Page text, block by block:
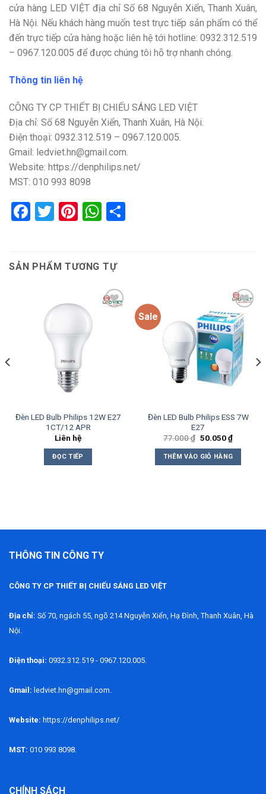
cửa hàng LED VIỆT địa chỉ Số 68 Nguyễn Xiển, Thanh Xuân,
Hà Nội. Nếu khách hàng muốn test trực tiếp sản phẩm có thể
đến trực tiếp cửa hàng hoặc liên hệ tới hotline: 0932.312.519
– 0967.120.005 để được chúng tôi hỗ trợ nhanh chóng.
Thông tin liên hệ
CÔNG TY CP THIẾT BỊ CHIẾU SÁNG LED VIỆT
Địa chỉ: Số 68 Nguyễn Xiển, Thanh Xuân, Hà Nội.
Điện thoại: 0932.312.519 – 0967.120.005.
Gmail: ledviet.hn@gmail.com.
Website: https://denphilips.net/
MST: 010 993 8098
Facebook
Twitter
Pinterest
WhatsApp
SẢN PHẨM TƯƠNG TỰ
Đèn LED Bulb Philips 12W E27
1CT/12 APR
Liên hệ
ĐỌC TIẾP
Sale
Add to
wishlist
Đèn LED Bulb Philips ESS 7W
E27
77.000₫ Giá
là:
77.000 ₫.
50.050₫Giá
hiện
tại
là:
50.050 ₫.
THÊM VÀO GIỎ HÀNG
THÔNG TIN CÔNG TY
CÔNG TY CP THIẾT BỊ CHIẾU SÁNG LED VIỆT
Địa chỉ: Số 70, ngách 55, ngõ 214 Nguyễn Xiển, Hạ Đình, Thanh Xuân, Hà
Nội.
Điện thoại: 0932.312.519 - 0967.120.005.
Gmail: ledviet.hn@gmail.com.
Website: https://denphilips.net/
MST: 010 993 8098.
CHÍNH SÁCH